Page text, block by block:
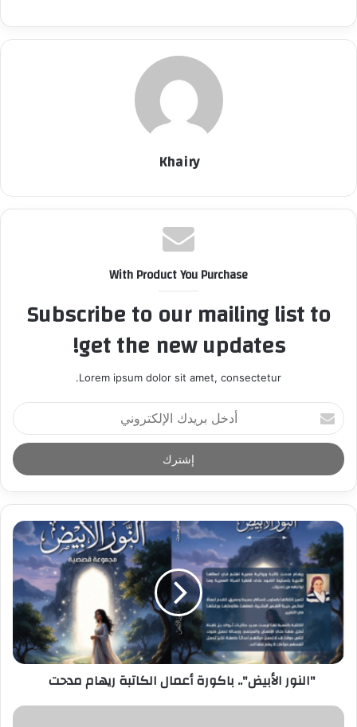
Khairy
With Product You Purchase
Subscribe to our mailing list to
get the new updates!
Lorem ipsum dolor sit amet, consectetur.
أ
د
خ
ل
ر
د
ا
إ
ك
ت
ر
ي
"النور الأبيض".. باكورة أعمال الكاتبة ريهام مدحت